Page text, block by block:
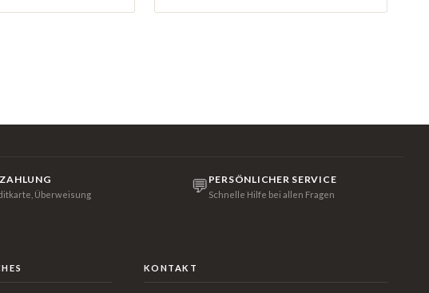
Überweisung 💬 PERSÖNLICHER SERVICE
Schnelle Hilfe bei allen Fragen
KONTAKT